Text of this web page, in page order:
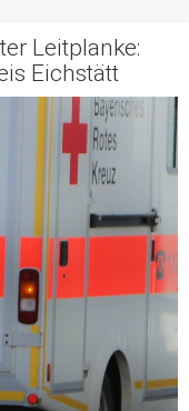
Leitplanke:
Eichstätt